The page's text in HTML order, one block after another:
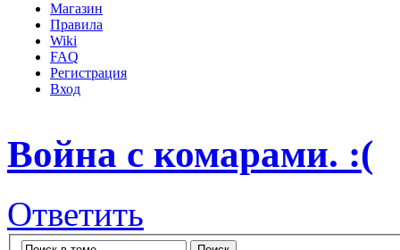
Магазин
Правила
Wiki
FAQ
Регистрация
Вход
Война с комарами. :(
Ответить